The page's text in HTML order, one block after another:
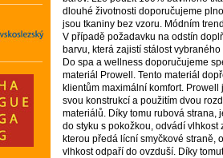
dlouhé životnosti doporučujeme
jsou tkaniny bez vzoru. Módním
V případě požadavku na odstín
barvu, která zajistí stálost
Do spa a wellness doporučujeme
materiál Prowell. Tento materiál
klientům maximální komfort. Prowell
svou konstrukcí a použitím dvou
materiálů. Díky tomu rubová strana,
do styku s pokožkou, odvádí vlhkost
kterou předá lícní smyčkové straně,
vlhkost odpaří do ovzduší. Díky